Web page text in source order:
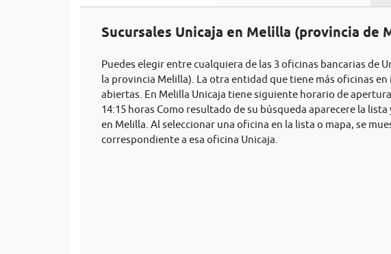
Sucursales Unicaja en Melilla (provincia de
Puedes elegir entre cualquiera de las 3 oficinas bancarias de
la provincia Melilla). La otra entidad que tiene más oficinas en
abiertas. En Melilla Unicaja tiene siguiente horario de
14:15 horas Como resultado de su búsqueda aparecere la
en Melilla. Al seleccionar una oficina en la lista o mapa, se
correspondiente a esa oficina Unicaja.